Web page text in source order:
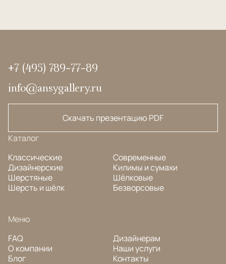
+7 (495) 789-77-89
info@ansygallery.ru
Скачать презентацию PDF
Каталог
Классические
Дизайнерские
Шерстяные
Шерсть и шёлк
Современные
Килимы и сумахи
Шёлковые
Безворсовые
Меню
FAQ
О компании
Блог
Дизайнерам
Наши услуги
Контакты